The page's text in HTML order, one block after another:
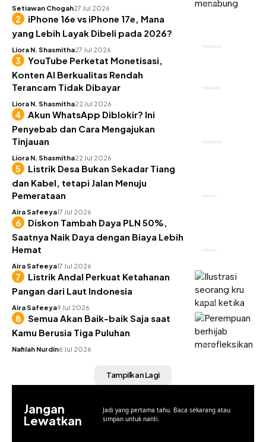
KEUANGAN
Setiawan Chogah27 Jul 2026
TEKNOLOGI
iPhone 16e vs iPhone 17e, Mana
yang Lebih Layak Dibeli pada 2026?
Liora N. Shasmitha27 Jul 2026
TEKNOLOGI
YouTube Perketat Monetisasi,
Konten AI Berkualitas Rendah
Terancam Tidak Dibayar
Liora N. Shasmitha22 Jul 2026
TEKNOLOGI
Akun WhatsApp Diblokir? Ini
Penyebab dan Cara Mengajukan
Tinjauan
Liora N. Shasmitha22 Jul 2026
UTILITAS
Listrik Desa Bukan Sekadar Tiang
dan Kabel, tetapi Jalan Menuju
Pemerataan
Aira Safeeya17 Jul 2026
UTILITAS
Diskon Tambah Daya PLN 50%,
Saatnya Naik Daya dengan Biaya Lebih
Hemat
Aira Safeeya17 Jul 2026
UTILITAS
Listrik Andal Perkuat Ketahanan
Pangan dari Laut Indonesia
Aira Safeeya9 Jul 2026
INSIGHT
Semua Akan Baik-baik Saja saat
Kamu Berusia Tiga Puluhan
Nafilah Nurdin6 Jul 2026
Tampilkan Lagi
Jangan
Lewatkan
Jadi yang pertama tahu. Baca sekarang atau
simpan untuk nanti.